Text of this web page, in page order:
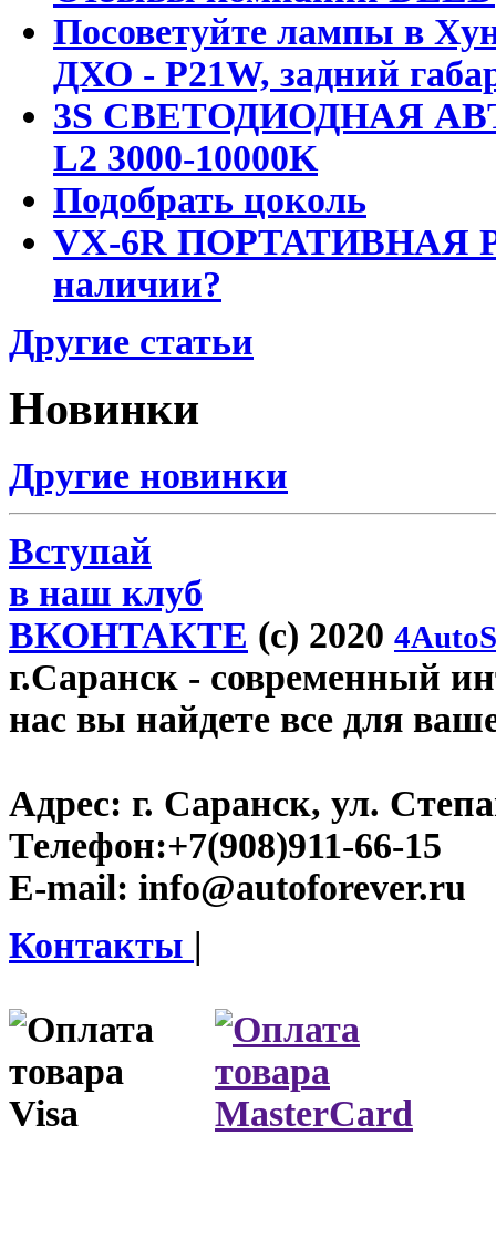
Посоветуйте лампы в
ДХО - P21W, задний
3S СВЕТОДИОДНАЯ
L2 3000-10000K
Подобрать цоколь
VX-6R ПОРТАТИВНАЯ
наличии?
Другие статьи
Новинки
Другие новинки
Вступай
в наш клуб
ВКОНТАКТЕ (c) 2020
г.Саранск - современный
нас вы найдете все для
Адрес: г. Саранск, ул.
Телефон:+7(908)911-66-15
E-mail: info@autoforever.ru
Контакты |